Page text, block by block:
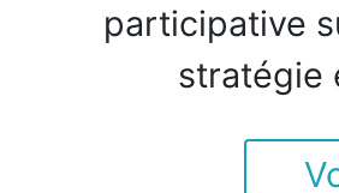
participative
stratégie